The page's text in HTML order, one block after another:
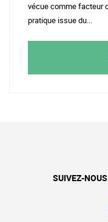
vécue comme facteur
pratique issue du...
SUIVEZ-